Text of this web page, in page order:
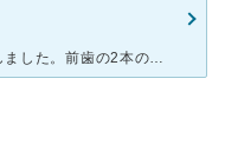
駅から10分くらいで知人の紹介で予約しました。前歯の2本の隙間に虫歯があり真ん中だけ穴を開けて削ってもらい埋めてもらいました。うまいのかヘタなのかはわかりませんが、その部分だけが茶色く汚れます。前まで